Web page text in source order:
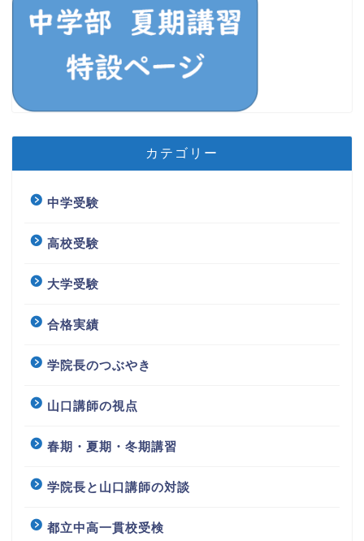
カテゴリー
中学受験
高校受験
大学受験
合格実績
学院長のつぶやき
山口講師の視点
春期・夏期・冬期講習
学院長と山口講師の対談
都立中高一貫校受検